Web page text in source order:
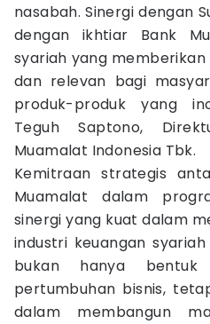
nasabah. Sinergi dengan
dengan ikhtiar Bank
syariah yang
dan relevan bagi
produk-produk yang
Teguh Saptono,
Muamalat Indonesia Tbk.
Kemitraan strategis
Muamalat dalam
sinergi yang kuat dalam
industri keuangan
bukan hanya bentuk
pertumbuhan bisnis,
dalam membangun